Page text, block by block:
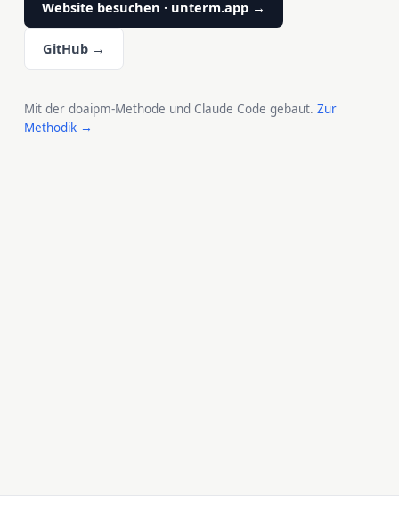
Website besuchen · unterm.app →
GitHub →
Mit der doaipm-Methode und Claude Code gebaut. Zur
Methodik →